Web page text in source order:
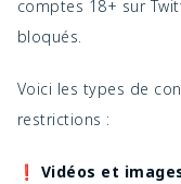
comptes 18+ sur
bloqués.
Voici les types de
restrictions :
❗ Vidéos et